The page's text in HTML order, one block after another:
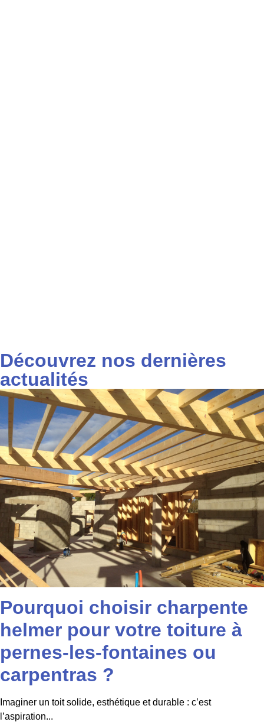
Découvrez nos dernières
actualités
Pourquoi choisir charpente
helmer pour votre toiture à
pernes-les-fontaines ou
carpentras ?
Imaginer un toit solide, esthétique et durable : c’est
l’aspiration...